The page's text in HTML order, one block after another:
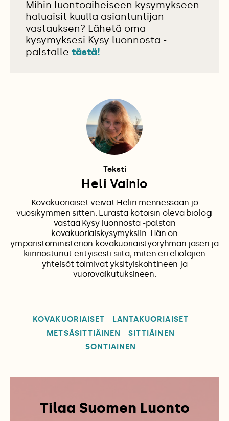
Mihin luontoaiheiseen kysymykseen
haluaisit kuulla asiantuntijan
vastauksen? Lähetä oma
kysymyksesi Kysy luonnosta -
palstalle tästä!
Teksti
Heli Vainio
Kovakuoriaiset veivät Helin mennessään jo
vuosikymmen sitten. Eurasta kotoisin oleva biologi
vastaa Kysy luonnosta -palstan
kovakuoriaiskysymyksiin. Hän on
ympäristöministeriön kovakuoriaistyöryhmän jäsen ja
kiinnostunut erityisesti siitä, miten eri eliölajien
yhteisöt toimivat yksityiskohtineen ja
vuorovaikutuksineen.
KOVAKUORIAISET
LANTAKUORIAISET
METSÄSITTIÄINEN
SITTIÄINEN
SONTIAINEN
Tilaa Suomen Luonto